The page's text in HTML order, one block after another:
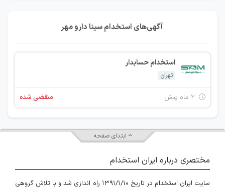
آگهی‌های استخدام سینا دارو مهر
استخدام حسابدار
تهران
منقضی شده
ابتدای صفحه
مختصری درباره ایران استخدام
سایت ایران استخدام در تاریخ ۱۳۹۱/۱/۱۰ راه اندازی شد و با تلاش گروهی